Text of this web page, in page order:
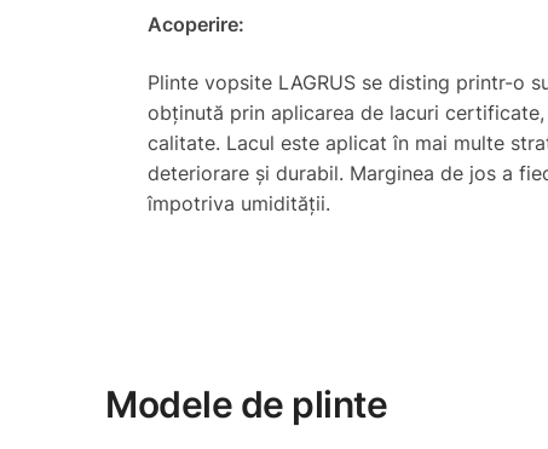
Acoperire:
Plinte vopsite LAGRUS se disting printr-o
obținută prin aplicarea de lacuri
calitate. Lacul este aplicat în mai multe
deteriorare și durabil. Marginea de jos a
împotriva umidității.
Modele de plinte